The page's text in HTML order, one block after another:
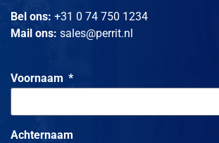
beheercontract of adviestraject, maar
met volledige toewijding.
Bel ons: +31 0 74 750 1234
Mail ons: sales@perrit.nl
Voornaam
Achternaam